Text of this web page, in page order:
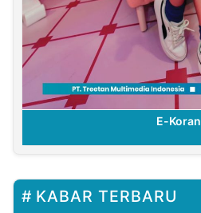
E-Koran
KABAR TERBARU